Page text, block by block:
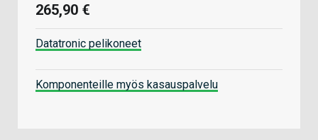
265,90 €
Datatronic pelikoneet
Komponenteille myös kasauspalvelu